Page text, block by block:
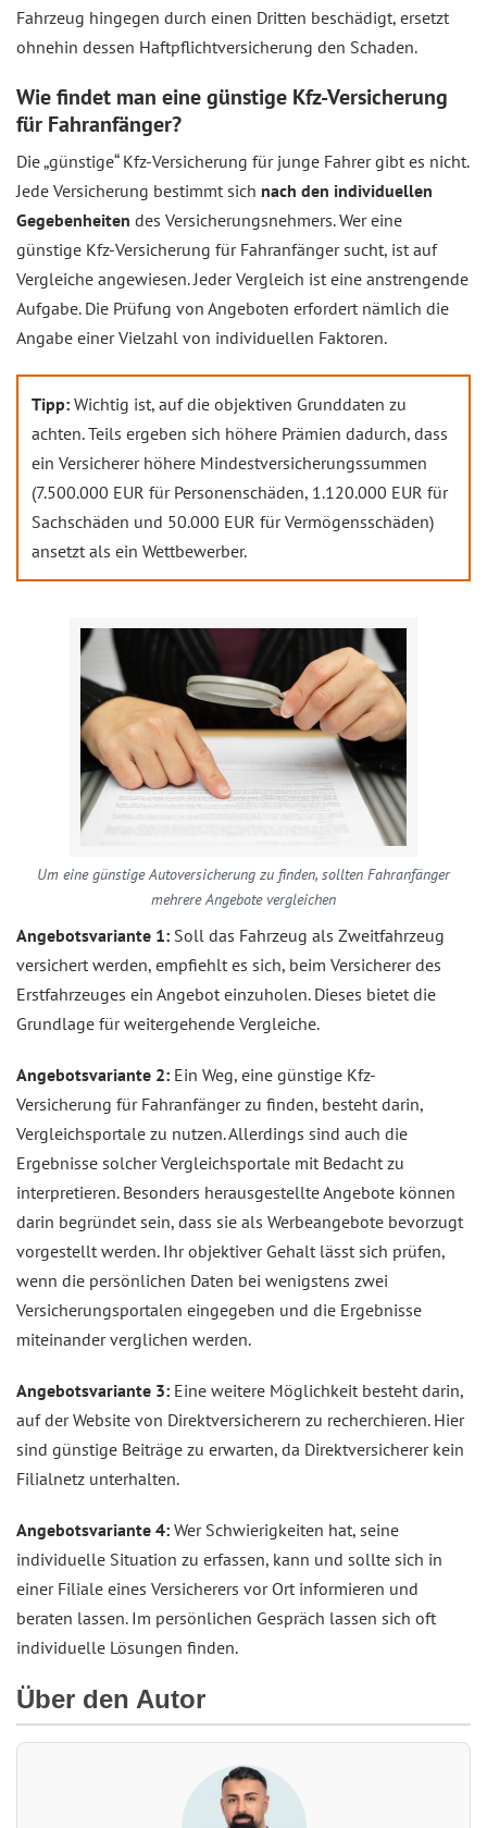
Fahrzeug hingegen durch einen Dritten beschädigt, ersetzt
ohnehin dessen Haftpflichtversicherung den Schaden.
Wie findet man eine günstige Kfz-Versicherung
für Fahranfänger?
Die „günstige“ Kfz-Versicherung für junge Fahrer gibt es nicht.
Jede Versicherung bestimmt sich nach den individuellen
Gegebenheiten des Versicherungsnehmers. Wer eine
günstige Kfz-Versicherung für Fahranfänger sucht, ist auf
Vergleiche angewiesen. Jeder Vergleich ist eine anstrengende
Aufgabe. Die Prüfung von Angeboten erfordert nämlich die
Angabe einer Vielzahl von individuellen Faktoren.
Tipp: Wichtig ist, auf die objektiven Grunddaten zu
achten. Teils ergeben sich höhere Prämien dadurch, dass
ein Versicherer höhere Mindestversicherungssummen
(7.500.000 EUR für Personenschäden, 1.120.000 EUR für
Sachschäden und 50.000 EUR für Vermögensschäden)
ansetzt als ein Wettbewerber.
Um eine günstige Autoversicherung zu finden, sollten Fahranfänger
mehrere Angebote vergleichen
Angebotsvariante 1: Soll das Fahrzeug als Zweitfahrzeug
versichert werden, empfiehlt es sich, beim Versicherer des
Erstfahrzeuges ein Angebot einzuholen. Dieses bietet die
Grundlage für weitergehende Vergleiche.
Angebotsvariante 2: Ein Weg, eine günstige Kfz-
Versicherung für Fahranfänger zu finden, besteht darin,
Vergleichsportale zu nutzen. Allerdings sind auch die
Ergebnisse solcher Vergleichsportale mit Bedacht zu
interpretieren. Besonders herausgestellte Angebote können
darin begründet sein, dass sie als Werbeangebote bevorzugt
vorgestellt werden. Ihr objektiver Gehalt lässt sich prüfen,
wenn die persönlichen Daten bei wenigstens zwei
Versicherungsportalen eingegeben und die Ergebnisse
miteinander verglichen werden.
Angebotsvariante 3: Eine weitere Möglichkeit besteht darin,
auf der Website von Direktversicherern zu recherchieren. Hier
sind günstige Beiträge zu erwarten, da Direktversicherer kein
Filialnetz unterhalten.
Angebotsvariante 4: Wer Schwierigkeiten hat, seine
individuelle Situation zu erfassen, kann und sollte sich in
einer Filiale eines Versicherers vor Ort informieren und
beraten lassen. Im persönlichen Gespräch lassen sich oft
individuelle Lösungen finden.
Über den Autor